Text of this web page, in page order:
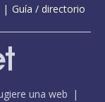
Guía / directorio
una web